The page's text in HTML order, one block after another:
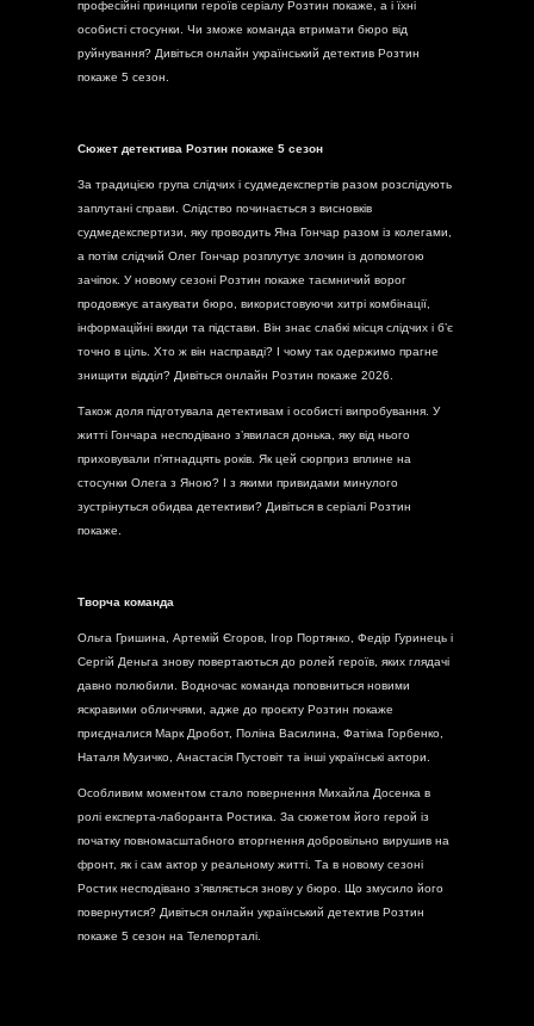
професійні принципи героїв серіалу Розтин покаже, а і їхні
особисті стосунки. Чи зможе команда втримати бюро від
руйнування? Дивіться онлайн український детектив Розтин
покаже 5 сезон.
Сюжет детектива Розтин покаже 5 сезон
За традицією група слідчих і судмедекспертів разом розслідують
заплутані справи. Слідство починається з висновків
судмедекспертизи, яку проводить Яна Гончар разом із колегами,
а потім слідчий Олег Гончар розплутує злочин із допомогою
зачіпок. У новому сезоні Розтин покаже таємничий ворог
продовжує атакувати бюро, використовуючи хитрі комбінації,
інформаційні вкиди та підстави. Він знає слабкі місця слідчих і б’є
точно в ціль. Хто ж він насправді? І чому так одержимо прагне
знищити відділ? Дивіться онлайн Розтин покаже 2026.
Також доля підготувала детективам і особисті випробування. У
житті Гончара несподівано з’явилася донька, яку від нього
приховували п’ятнадцять років. Як цей сюрприз вплине на
стосунки Олега з Яною? І з якими привидами минулого
зустрінуться обидва детективи? Дивіться в серіалі Розтин
покаже.
Творча команда
Ольга Гришина, Артемій Єгоров, Ігор Портянко, Федір Гуринець і
Сергій Деньга знову повертаються до ролей героїв, яких глядачі
давно полюбили. Водночас команда поповниться новими
яскравими обличчями, адже до проєкту Розтин покаже
приєдналися Марк Дробот, Поліна Василина, Фатіма Горбенко,
Наталя Музичко, Анастасія Пустовіт та інші українські актори.
Особливим моментом стало повернення Михайла Досенка в
ролі експерта-лаборанта Ростика. За сюжетом його герой із
початку повномасштабного вторгнення добровільно вирушив на
фронт, як і сам актор у реальному житті. Та в новому сезоні
Ростик несподівано з’являється знову у бюро. Що змусило його
повернутися? Дивіться онлайн український детектив Розтин
покаже 5 сезон на Телепорталі.